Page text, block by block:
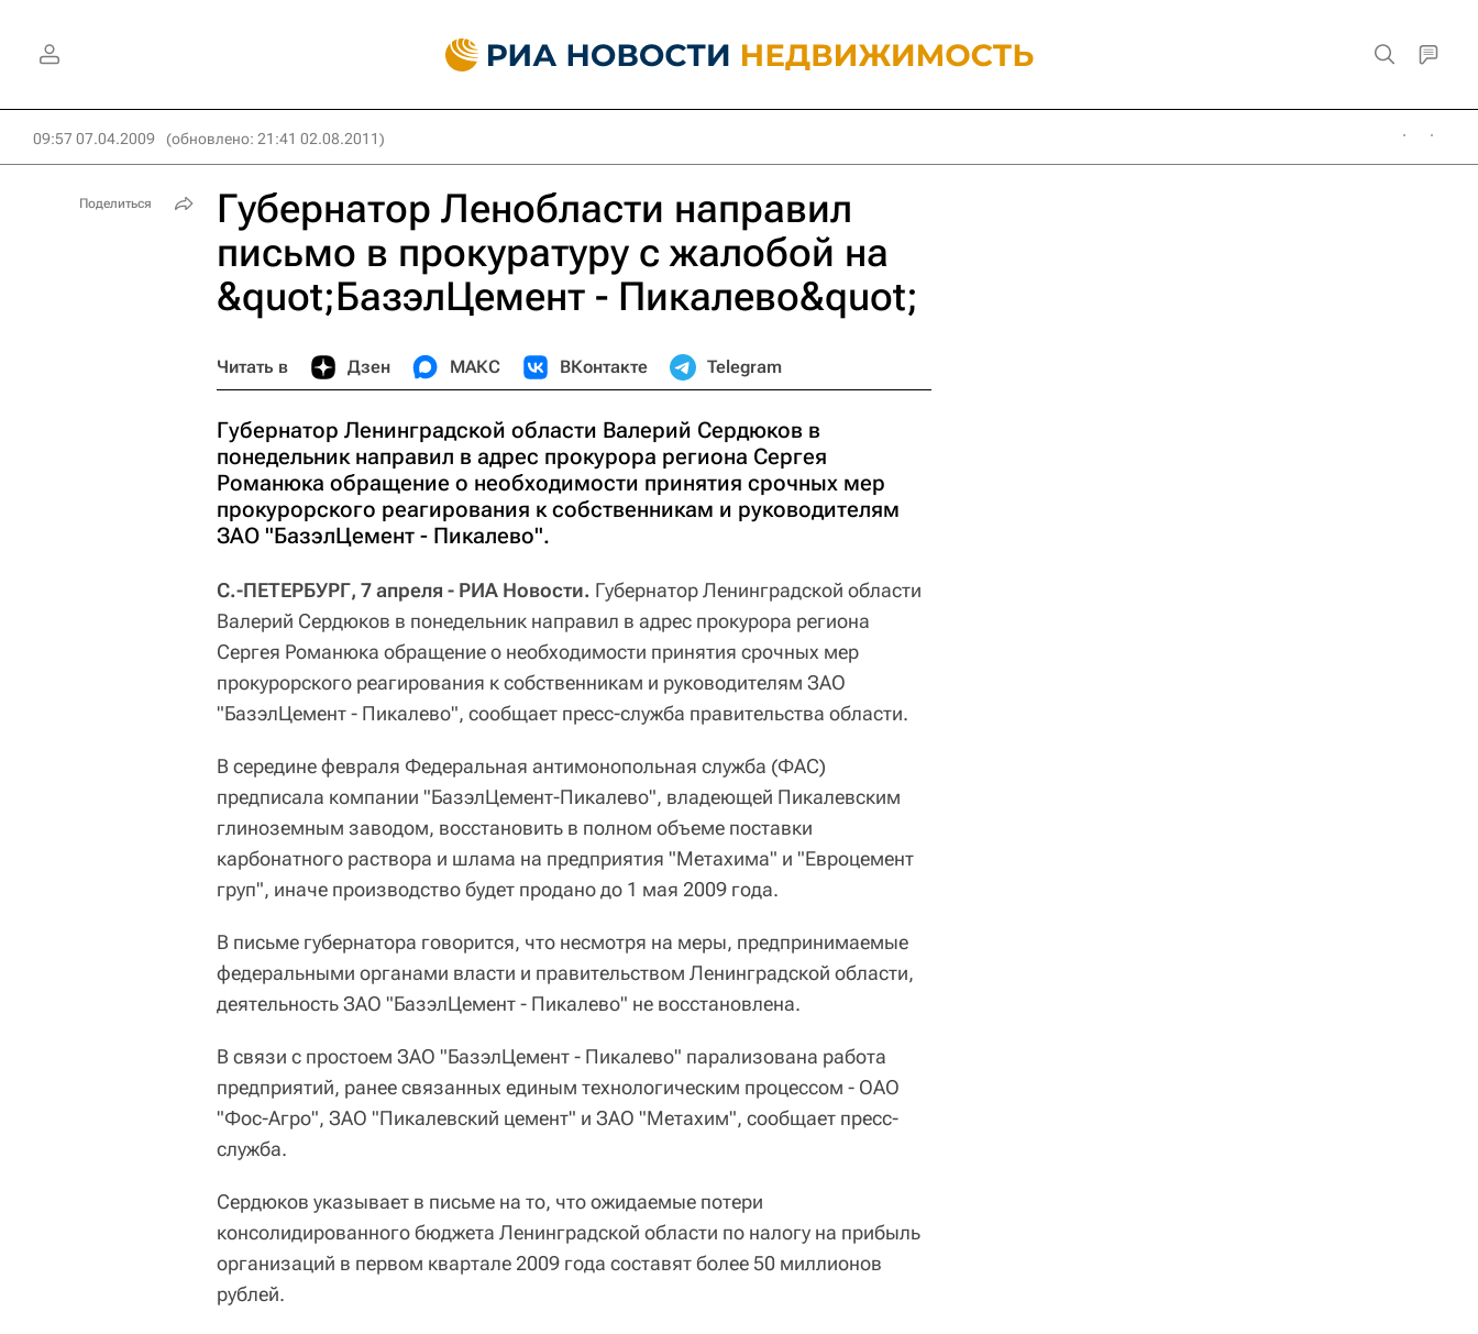
09:57 07.04.2009 (обновлено: 21:41 02.08.2011)
Губернатор Ленобласти направил
письмо в прокуратуру с жалобой на
&quot;БазэлЦемент - Пикалево&quot;
Читать в Дзен МАКС ВКонтакте Telegram
Губернатор Ленинградской области Валерий Сердюков в
понедельник направил в адрес прокурора региона Сергея
Романюка обращение о необходимости принятия срочных мер
прокурорского реагирования к собственникам и руководителям
ЗАО "БазэлЦемент - Пикалево".
С.-ПЕТЕРБУРГ, 7 апреля - РИА Новости. Губернатор Ленинградской области
Валерий Сердюков в понедельник направил в адрес прокурора региона
Сергея Романюка обращение о необходимости принятия срочных мер
прокурорского реагирования к собственникам и руководителям ЗАО
"БазэлЦемент - Пикалево", сообщает пресс-служба правительства области.
В середине февраля Федеральная антимонопольная служба (ФАС)
предписала компании "БазэлЦемент-Пикалево", владеющей Пикалевским
глиноземным заводом, восстановить в полном объеме поставки
карбонатного раствора и шлама на предприятия "Метахима" и "Евроцемент
груп", иначе производство будет продано до 1 мая 2009 года.
В письме губернатора говорится, что несмотря на меры, предпринимаемые
федеральными органами власти и правительством Ленинградской области,
деятельность ЗАО "БазэлЦемент - Пикалево" не восстановлена.
В связи с простоем ЗАО "БазэлЦемент - Пикалево" парализована работа
предприятий, ранее связанных единым технологическим процессом - ОАО
"Фос-Агро", ЗАО "Пикалевский цемент" и ЗАО "Метахим", сообщает пресс-
служба.
Сердюков указывает в письме на то, что ожидаемые потери
консолидированного бюджета Ленинградской области по налогу на прибыль
организаций в первом квартале 2009 года составят более 50 миллионов
рублей.
Поделиться